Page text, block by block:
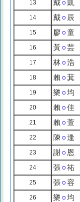
13 戴○凱
14 戴○ 辰
15 廖○童
16 黃○芸
17 林○浩
18 賴 ○萁
19 樂 ○均
20 賴 ○佳
21 賴 ○萱
22 陳 ○逢
23 謝○ 恩
24 張○祐
25 張○容
26 樂 ○均